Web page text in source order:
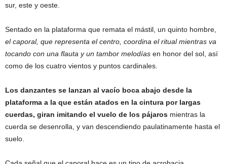
sur, este y oeste.
Sentado en la plataforma que remata el mástil, un quinto hombre,
el caporal, que representa el centro, coordina el ritual mientras va
tocando con una flauta y un tambor melodías en honor del sol, así
como de los cuatro vientos y puntos cardinales.
Los danzantes se lanzan al vacío boca abajo desde la
plataforma a la que están atados en la cintura por largas
cuerdas, giran imitando el vuelo de los pájaros mientras la
cuerda se desenrolla, y van descendiendo paulatinamente hasta el
suelo.